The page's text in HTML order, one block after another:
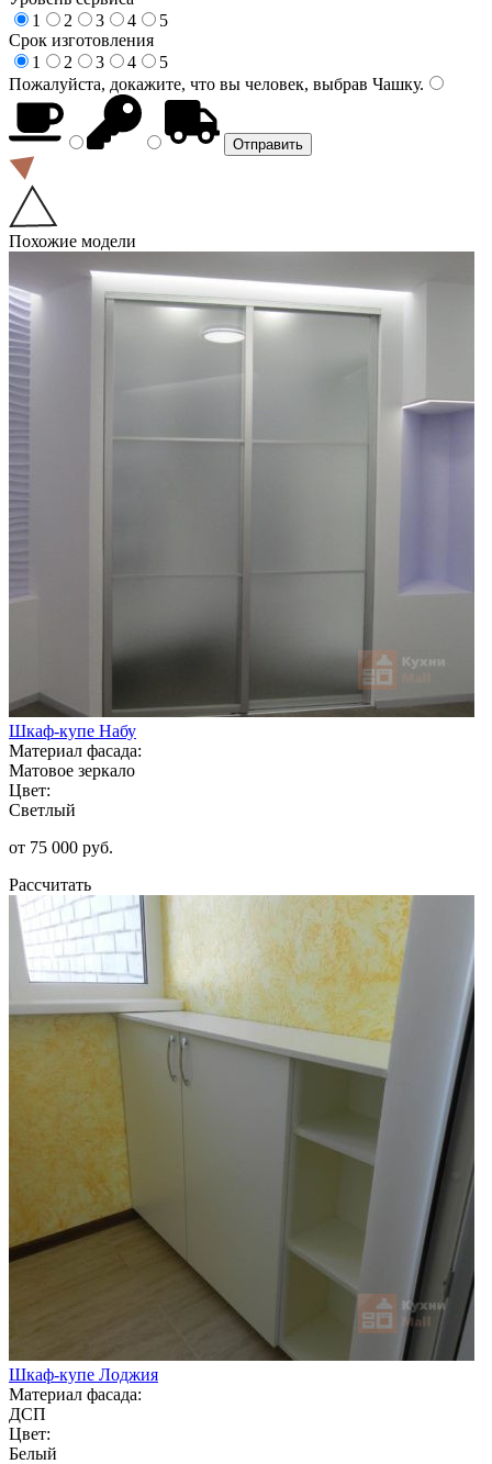
1
2 3 4
5
Срок изготовления
1
2 3 4
5
Пожалуйста, докажите, что вы человек, выбрав Чашку.
Похожие модели
Шкаф-купе Набу
Материал фасада:
Матовое зеркало
Цвет:
Светлый
от 75 000 руб.
Рассчитать
Шкаф-купе Лоджия
Материал фасада:
ДСП
Цвет:
Белый